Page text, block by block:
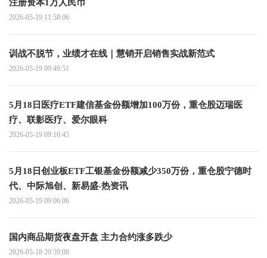
注册资本1万人民币
2026-05-19 11:58:06
训战不脱节，业绩才在线｜慧销开启销售实战新范式
2026-05-19 09:49:51
5月18日医疗ETF建信基金份额增加100万份，重仓股迈瑞医
疗、联影医疗、爱尔眼科
2026-05-19 09:10:45
5月18日创业板ETF工银基金份额减少350万份，重仓股宁德时
代、中际旭创、新易盛-热资讯
2026-05-19 09:06:06
国内商品期货夜盘开盘 主力合约涨多跌少
2026-05-18 20:59:06